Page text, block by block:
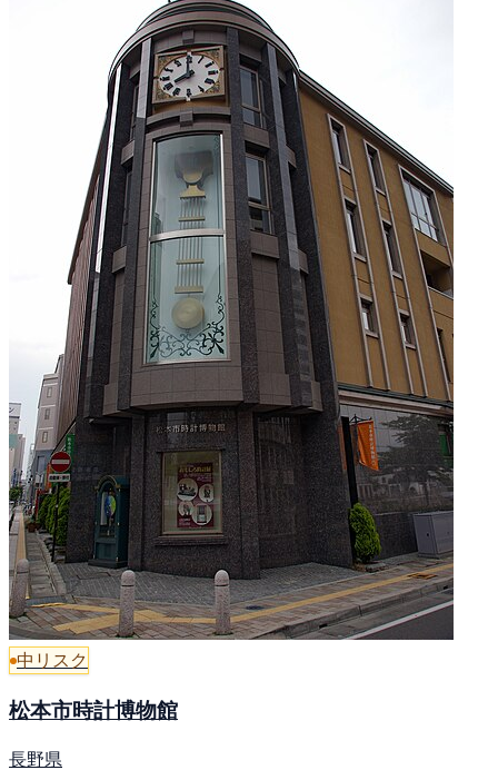
中リスク
松本市時計博物館
長野県